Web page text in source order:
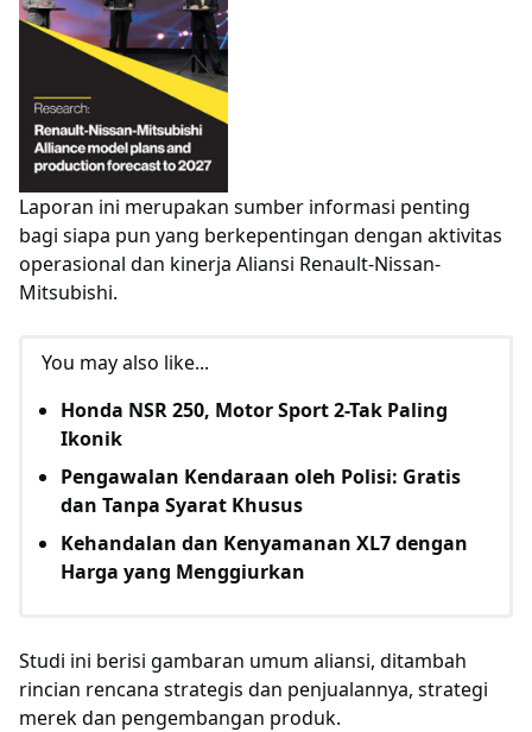
Laporan ini merupakan sumber informasi penting
bagi siapa pun yang berkepentingan dengan aktivitas
operasional dan kinerja Aliansi Renault-Nissan-
Mitsubishi.
You may also like...
Honda NSR 250, Motor Sport 2-Tak Paling
Ikonik
Pengawalan Kendaraan oleh Polisi: Gratis
dan Tanpa Syarat Khusus
Kehandalan dan Kenyamanan XL7 dengan
Harga yang Menggiurkan
Studi ini berisi gambaran umum aliansi, ditambah
rincian rencana strategis dan penjualannya, strategi
merek dan pengembangan produk.